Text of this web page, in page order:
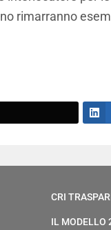
rimarranno
CRI
IL MODELLO